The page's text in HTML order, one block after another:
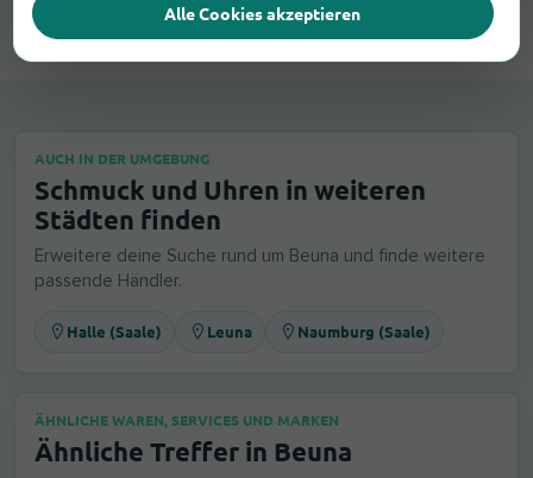
AUCH IN DER UMGEBUNG
Schmuck und Uhren in weiteren
Städten finden
Erweitere deine Suche rund um Beuna und finde weitere
passende Händler.
Halle (Saale) Leuna Naumburg (Saale)
ÄHNLICHE WAREN, SERVICES UND MARKEN
Ähnliche Treffer in Beuna
Alle Cookies akzeptieren